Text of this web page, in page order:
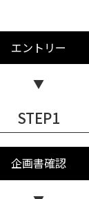
エントリー
STEP1
企画書確認